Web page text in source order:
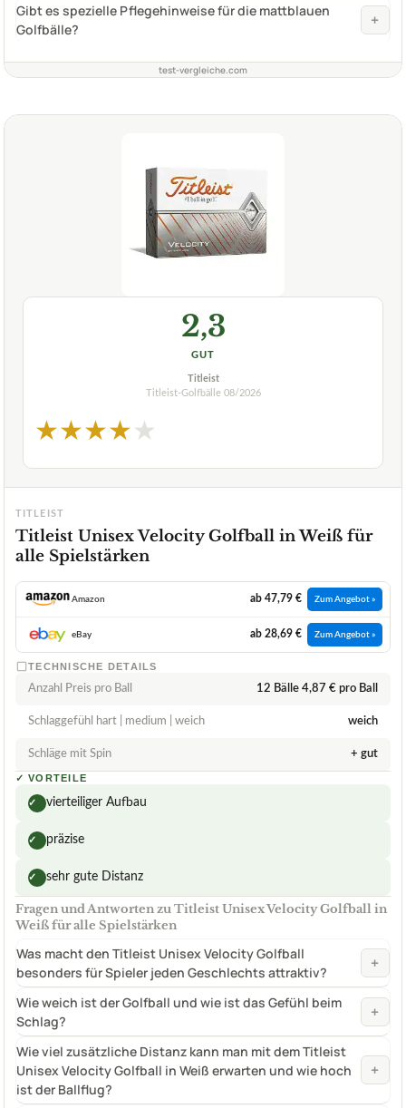
Gibt es spezielle Pflegehinweise für die mattblauen
Golfbälle?
+
test-vergleiche.com
2,3
GUT
Titleist
Titleist-Golfbälle 08/2026
★★★★★
TITLEIST
Titleist Unisex Velocity Golfball in Weiß für
alle Spielstärken
Amazon ab 47,79 € Zum Angebot »
eBay ab 28,69 € Zum Angebot »
TECHNISCHE DETAILS
Anzahl Preis pro Ball 12 Bälle 4,87 € pro Ball
Schlaggefühl hart | medium | weich weich
Schläge mit Spin + gut
✓ VORTEILE
✓ vierteiliger Aufbau
✓ präzise
✓ sehr gute Distanz
Fragen und Antworten zu Titleist Unisex Velocity Golfball in
Weiß für alle Spielstärken
Was macht den Titleist Unisex Velocity Golfball
besonders für Spieler jeden Geschlechts attraktiv?
+
Wie weich ist der Golfball und wie ist das Gefühl beim
Schlag?
+
Wie viel zusätzliche Distanz kann man mit dem Titleist
Unisex Velocity Golfball in Weiß erwarten und wie hoch
ist der Ballflug?
+